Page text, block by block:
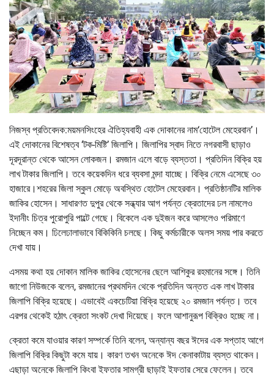
নিজস্ব প্রতিবেদক:ময়মনসিংহের ঐতিহ্যবাহী এক দোকানের নাম‘হোটেল মেহেরবান’।
এই দোকানের বিশেষত্ব ‘টক-মিষ্টি’ জিলাপি। জিলাপির স্বাদ নিতে নগরবাসী ছাড়াও
দূরদূরান্ত থেকে আসেন লোকজন। রমজান এলে বাড়ে ব্যস্ততা। প্রতিদিন বিক্রি হয়
লাখ টাকার জিলাপি। তবে কয়েকদিন ধরে ব্যবসা মন্দা যাচ্ছে। বিক্রি নেমে এসেছে ৩০
হাজারে।শহরের জিলা স্কুল মোড়ে অবস্থিত হোটেল মেহেরবান। প্রতিষ্ঠানটির মালিক
জাকির হোসেন। সাধারণত দুপুর থেকে সন্ধ্যার আগ পর্যন্ত ক্রেতাদের ঢল নামলেও
ইদানীং চিত্র পুরোপুরি পাল্টে গেছে। বিকেলে এক দুইজন করে আসলেও পরিমাণে
নিচ্ছেন কম। ঢিলেঢালাভাবে বিকিকিনি চলছে। কিছু কর্মচারীকে অলস সময় পার করতে
দেখা যায়।
এসময় কথা হয় দোকান মালিক জাকির হোসেনের ছেলে আশিকুর রহমানের সঙ্গে। তিনি
জাগো নিউজকে বলেন, রমজানের প্রথমদিন থেকে প্রতিদিন অন্তত এক লাখ টাকার
জিলাপি বিক্রি হয়েছে। এভাবেই একচেটিয়া বিক্রি হয়েছে ২০ রমজান পর্যন্ত। তবে
এরপর থেকেই হঠাৎ ক্রেতা সংকট দেখা দিয়েছে। ফলে আশানুরূপ বিক্রিও হচ্ছে না।
ক্রেতা কমে যাওয়ার কারণ সম্পর্কে তিনি বলেন, অন্যান্য বছর ঈদের এক সপ্তাহ আগে
জিলাপি বিক্রি কিছুটা কমে যায়। কারণ তখন অনেকে ঈদ কেনাকাটায় ব্যস্ত থাকেন।
এছাড়া অনেকে জিলাপি কিংবা ইফতার সামগ্রী ছাড়াই ইফতার সেরে ফেলেন। তবে